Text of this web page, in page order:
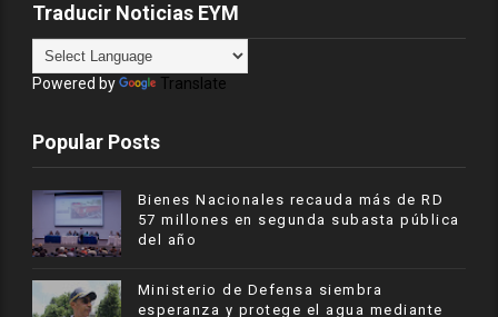
Traducir Noticias EYM
Powered by Translate
Popular Posts
Bienes Nacionales recauda más de RD
57 millones en segunda subasta pública
del año
Ministerio de Defensa siembra
esperanza y protege el agua mediante